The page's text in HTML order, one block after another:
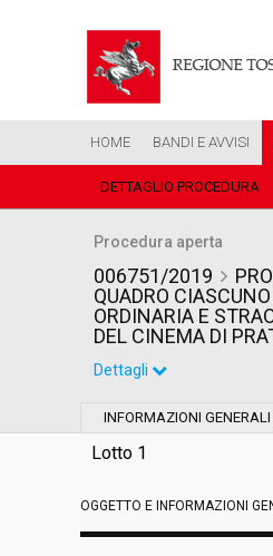
HOME BANDI E AVVISI
DETTAGLIO PROCEDURA
Procedura aperta
006751/2019
QUADRO
ORDINARIA E
DEL CINEMA DI
Tipo di contratto:
Data pubblicazione:
Dettagli
INFORMAZIONI GENERALI
Lotto 1
OGGETTO E INFORMAZIONI